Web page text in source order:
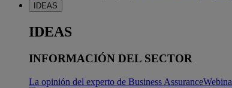
IDEAS
IDEAS
INFORMACIÓN DEL SECTOR
La opinión del experto de Business Assurance